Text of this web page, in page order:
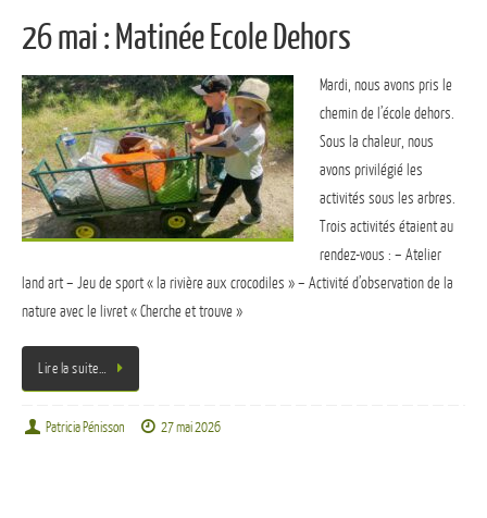
26 mai : Matinée Ecole Dehors
Mardi, nous avons pris le
chemin de l’école dehors.
Sous la chaleur, nous
avons privilégié les
activités sous les arbres.
Trois activités étaient au
rendez-vous : – Atelier
land art – Jeu de sport « la rivière aux crocodiles » – Activité d’observation de la
nature avec le livret « Cherche et trouve »
Lire la suite…
Patricia Pénisson 27 mai 2026